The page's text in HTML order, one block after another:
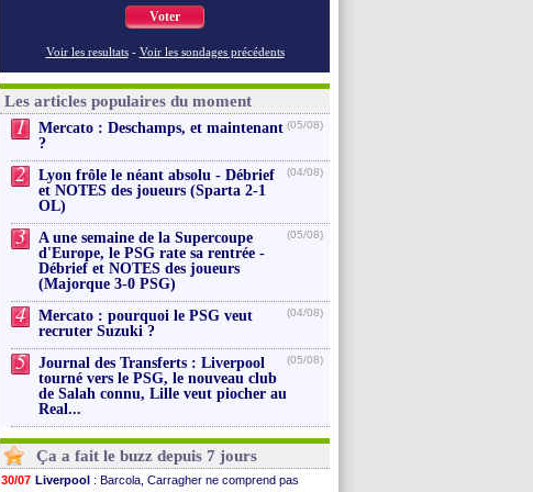
Voter
Voir les resultats - Voir les sondages précédents
Les articles populaires du moment
1
Mercato : Deschamps, et maintenant
?
(05/08)
2
Lyon frôle le néant absolu - Débrief
et NOTES des joueurs (Sparta 2-1
OL)
(04/08)
3
A une semaine de la Supercoupe
d'Europe, le PSG rate sa rentrée -
Débrief et NOTES des joueurs
(Majorque 3-0 PSG)
(05/08)
4
Mercato : pourquoi le PSG veut
recruter Suzuki ?
(04/08)
5
Journal des Transferts : Liverpool
tourné vers le PSG, le nouveau club
de Salah connu, Lille veut piocher au
Real...
(05/08)
Ça a fait le buzz depuis 7 jours
30/07 Liverpool : Barcola, Carragher ne comprend pas